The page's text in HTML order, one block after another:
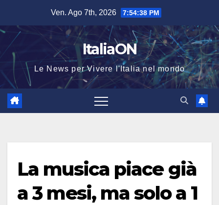
contenuto
Ven. Ago 7th, 2026 7:54:39 PM
ItaliaON
Le News per Vivere l'Italia nel mondo
La musica piace già
a 3 mesi, ma solo a 1